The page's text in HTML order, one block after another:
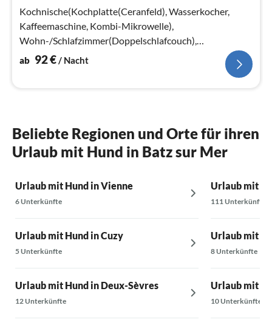
Kochnische(Kochplatte(Ceranfeld), Wasserkocher,
Kaffeemaschine, Kombi-Mikrowelle),
Wohn-/Schlafzimmer(Doppelschlafcouch),
Schlafzimmer(Doppelbett oder 2 Einzelbetten)
ab 92€/ Nacht
Beliebte Regionen und Orte für ihren
Urlaub mit Hund in Batz sur Mer
Urlaub mit Hund in Vienne
6 Unterkünfte
Urlaub mit Hund in Cuzy
5 Unterkünfte
Urlaub mit Hund in Deux-Sèvres
12 Unterkünfte
Urlaub mit
111 Unterkünfte
Urlaub mit
8 Unterkünfte
Urlaub mit
10 Unterkünfte